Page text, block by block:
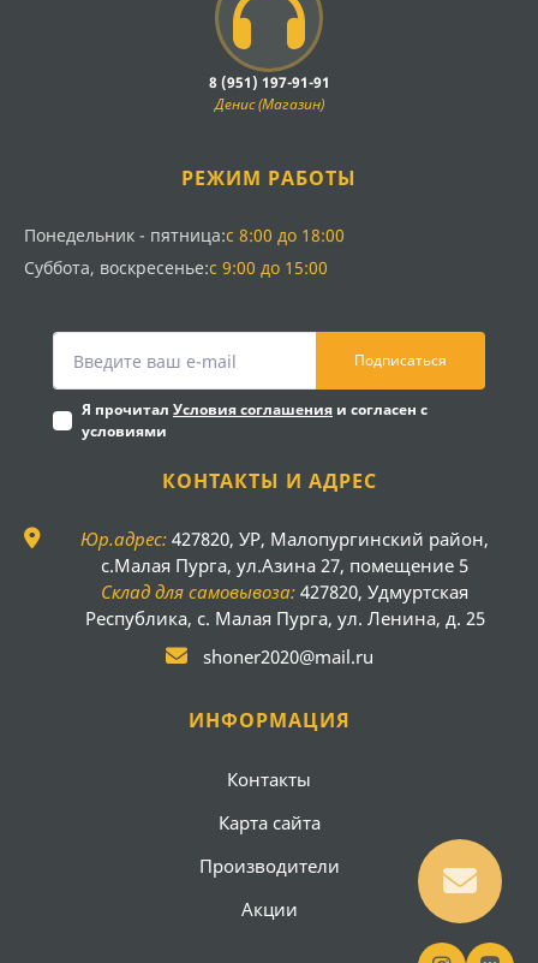
8 (951) 197-91-91
Денис (Магазин)
РЕЖИМ РАБОТЫ
Понедельник - пятница:с 8:00 до 18:00
Суббота, воскресенье:с 9:00 до 15:00
Подписаться
Я прочитал Условия соглашения и согласен с
условиями
КОНТАКТЫ И АДРЕС
Юр.адрес: 427820, УР, Малопургинский район,
с.Малая Пурга, ул.Азина 27, помещение 5
Склад для самовывоза: 427820, Удмуртская
Республика, с. Малая Пурга, ул. Ленина, д. 25
shoner2020@mail.ru
ИНФОРМАЦИЯ
Контакты
Карта сайта
Производители
Акции